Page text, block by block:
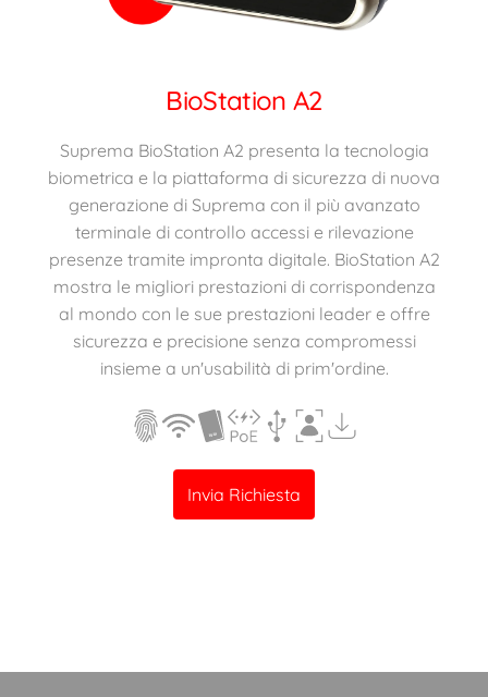
BioStation A2
Suprema BioStation A2 presenta la tecnologia
biometrica e la piattaforma di sicurezza di nuova
generazione di Suprema con il più avanzato
terminale di controllo accessi e rilevazione
presenze tramite impronta digitale. BioStation A2
mostra le migliori prestazioni di corrispondenza
al mondo con le sue prestazioni leader e offre
sicurezza e precisione senza compromessi
insieme a un'usabilità di prim'ordine.
Invia Richiesta